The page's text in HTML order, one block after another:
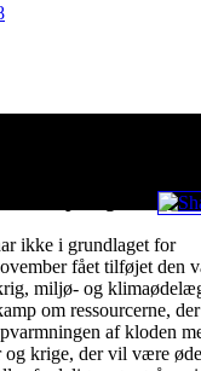
- stop krigen!
ikke i grundlaget for
fået tilføjet den
miljø- og
om ressourcerne,
af kloden
krige, der vil være